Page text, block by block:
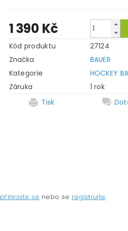
1 390 Kč
Kód produktu
27124
Značka
BAUER
Kategorie
HOCKEY
Záruka
1 rok
Tisk
přihlaste se nebo se registrujte.